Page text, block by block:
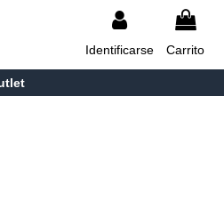
Identificarse Carrito